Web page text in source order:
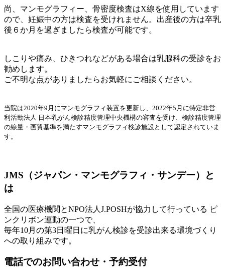
尚、マンモグラフィー、骨密度検査はX線を使用しています
ので、妊娠中の方は検査を受けれません。出産後の方は卒乳
後６か月を過ぎましたら検査が可能です。
しこりや痛み、ひきつれなどがある場合は乳腺科の受診をお
勧めします。
ご不明な点がありましたらお気軽にご相談ください。
当院は2020年9月にマンモグラフィ装置を更新し、2022年5月に特定非営
利活動法人 日本乳がん検診精度管理中央機構の審査を受け、検診精度管理
の線量・画質基準を満たすマンモグラフィ検診施設として認定されていま
す。
JMS（ジャパン・マンモグラフィ・サンデー）と
は
全国の医療機関とNPO法人J.POSHが協力して行っている ピ
ンクリボン運動の一つで、
毎年10月の第3日曜日に乳がん検診を受診出来る環境づくり
への取り組みです。
電話でのお問い合わせ・予約受付